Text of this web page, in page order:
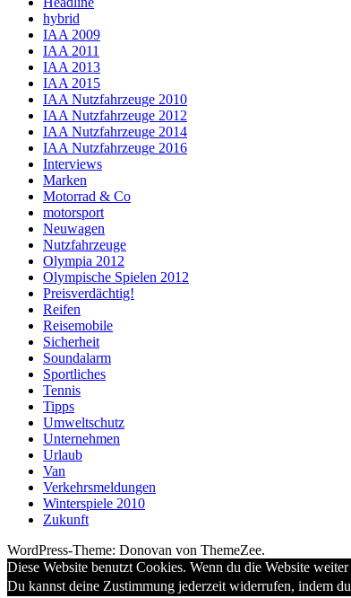
hybrid
IAA 2009
IAA 2011
IAA 2013
IAA 2015
IAA Nutzfahrzeuge 2010
IAA Nutzfahrzeuge 2012
IAA Nutzfahrzeuge 2014
IAA Nutzfahrzeuge 2016
Interviews
Marken
Motorrad & Co
motorsport
Neuwagen
Nutzfahrzeuge
Olympia 2012
Olympische Spielen 2012
Preisverdächtig!
Reifen
Reisemobile
Sicherheit
Soundalarm
Sportliches
Tennis
Tipps
Umweltschutz
Unternehmen
Urlaub
Van
Verkehrsmeldungen
Winterspiele 2010
Zukunft
WordPress-Theme: Donovan von ThemeZee.
Diese Website benutzt Cookies. Wenn du die Website
Du kannst deine Zustimmung jederzeit widerrufen, indem